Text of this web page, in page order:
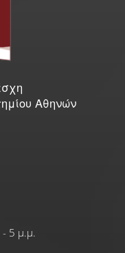
Αθηνών
5 μ.μ.